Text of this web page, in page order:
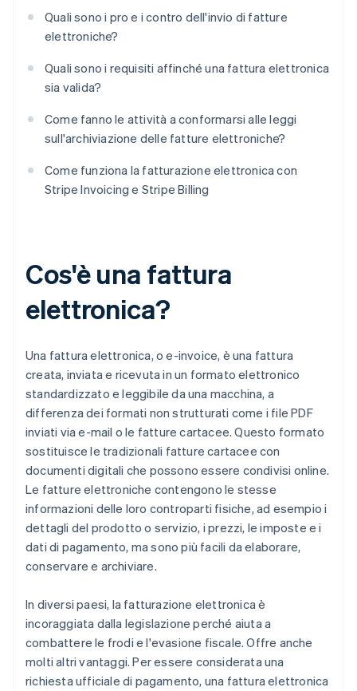
Quali sono i pro e i contro dell'invio di fatture
elettroniche?
Quali sono i requisiti affinché una fattura elettronica
sia valida?
Come fanno le attività a conformarsi alle leggi
sull'archiviazione delle fatture elettroniche?
Come funziona la fatturazione elettronica con
Stripe Invoicing e Stripe Billing
Cos'è una fattura
elettronica?
Una fattura elettronica, o e-invoice, è una fattura
creata, inviata e ricevuta in un formato elettronico
standardizzato e leggibile da una macchina, a
differenza dei formati non strutturati come i file PDF
inviati via e-mail o le fatture cartacee. Questo formato
sostituisce le tradizionali fatture cartacee con
documenti digitali che possono essere condivisi online.
Le fatture elettroniche contengono le stesse
informazioni delle loro controparti fisiche, ad esempio i
dettagli del prodotto o servizio, i prezzi, le imposte e i
dati di pagamento, ma sono più facili da elaborare,
conservare e archiviare.
In diversi paesi, la fatturazione elettronica è
incoraggiata dalla legislazione perché aiuta a
combattere le frodi e l'evasione fiscale. Offre anche
molti altri vantaggi. Per essere considerata una
richiesta ufficiale di pagamento, una fattura elettronica